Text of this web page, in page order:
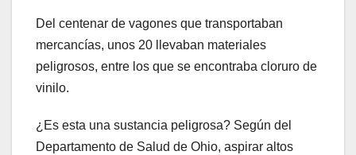
Del centenar de vagones que transportaban
mercancías, unos 20 llevaban materiales
peligrosos, entre los que se encontraba cloruro de
vinilo.
¿Es esta una sustancia peligrosa? Según del
Departamento de Salud de Ohio, aspirar altos